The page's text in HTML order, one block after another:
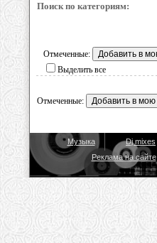
Поиск по категориям:
Отмеченные:
Выделить все
Отмеченные:
Музыка Dj mixes
Реклама на сайте